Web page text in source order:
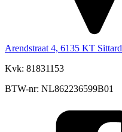
Arendstraat 4, 6135 KT Sittard
Kvk: 81831153
BTW-nr: NL862236599B01